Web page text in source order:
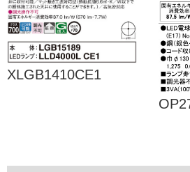
XLGB1410CE1